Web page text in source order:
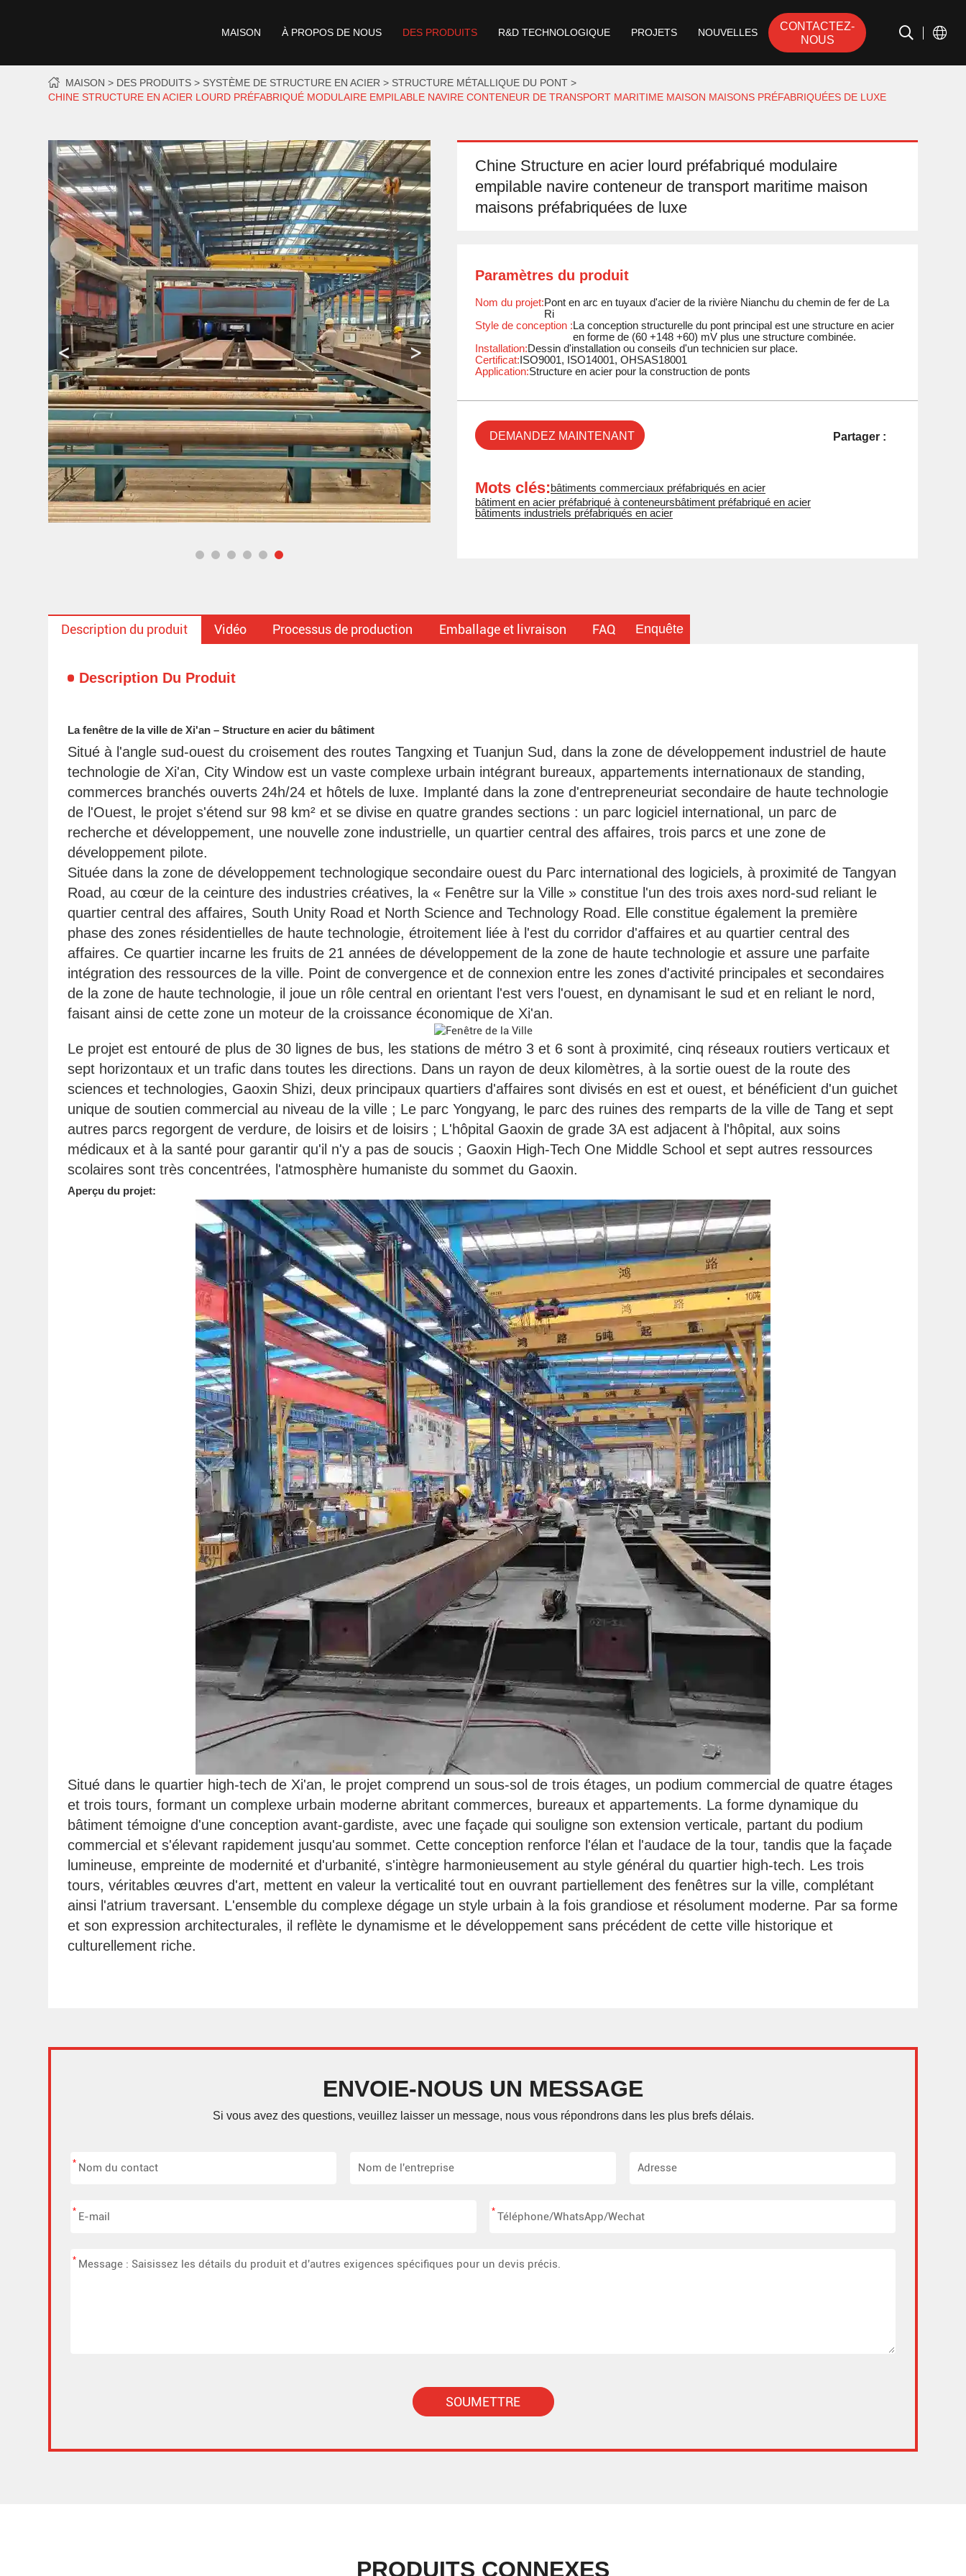
MAISON À PROPOS DE NOUS DES PRODUITS R&D TECHNOLOGIQUE PROJETS NOUVELLES
CONTACTEZ-
NOUS
MAISON DES PRODUITS SYSTÈME DE STRUCTURE EN ACIER
STRUCTURE MÉTALLIQUE DU PONT
CHINE STRUCTURE EN ACIER LOURD PRÉFABRIQUÉ MODULAIRE EMPILABLE NAVIRE CONTENEUR DE TRANSPORT MARITIME MAISON MAISONS PRÉFABRIQUÉES DE LUXE
Chine Structure en acier lourd préfabriqué modulaire
empilable navire conteneur de transport maritime maison
maisons préfabriquées de luxe
Paramètres du produit
Nom du projet:Pont en arc en tuyaux d'acier de la rivière Nianchu du chemin de fer de La
Ri
Style de conception : La conception structurelle du pont principal est une structure en acier
en forme de (60 +148 +60) mV plus une structure combinée.
Installation:Dessin d'installation ou conseils d'un technicien sur place.
Certificat: ISO9001, ISO14001, OHSAS18001
Application:Structure en acier pour la construction de ponts
DEMANDEZ MAINTENANT Partager :
Mots clés:bâtiments commerciaux préfabriqués en acier
bâtiment en acier préfabriqué à conteneursbâtiment préfabriqué en acier
bâtiments industriels préfabriqués en acier
Description du produit Vidéo Processus de production Emballage et livraison FAQ Enquête
Description Du Produit
La fenêtre de la ville de Xi'an – Structure en acier du bâtiment
Situé à l'angle sud-ouest du croisement des routes Tangxing et Tuanjun Sud, dans la zone de développement industriel de haute
technologie de Xi'an, City Window est un vaste complexe urbain intégrant bureaux, appartements internationaux de standing,
commerces branchés ouverts 24h/24 et hôtels de luxe. Implanté dans la zone d'entrepreneuriat secondaire de haute technologie
de l'Ouest, le projet s'étend sur 98 km² et se divise en quatre grandes sections : un parc logiciel international, un parc de
recherche et développement, une nouvelle zone industrielle, un quartier central des affaires, trois parcs et une zone de
développement pilote.
Située dans la zone de développement technologique secondaire ouest du Parc international des logiciels, à proximité de Tangyan
Road, au cœur de la ceinture des industries créatives, la « Fenêtre sur la Ville » constitue l'un des trois axes nord-sud reliant le
quartier central des affaires, South Unity Road et North Science and Technology Road. Elle constitue également la première
phase des zones résidentielles de haute technologie, étroitement liée à l'est du corridor d'affaires et au quartier central des
affaires. Ce quartier incarne les fruits de 21 années de développement de la zone de haute technologie et assure une parfaite
intégration des ressources de la ville. Point de convergence et de connexion entre les zones d'activité principales et secondaires
de la zone de haute technologie, il joue un rôle central en orientant l'est vers l'ouest, en dynamisant le sud et en reliant le nord,
faisant ainsi de cette zone un moteur de la croissance économique de Xi'an.
Le projet est entouré de plus de 30 lignes de bus, les stations de métro 3 et 6 sont à proximité, cinq réseaux routiers verticaux et
sept horizontaux et un trafic dans toutes les directions. Dans un rayon de deux kilomètres, à la sortie ouest de la route des
sciences et technologies, Gaoxin Shizi, deux principaux quartiers d'affaires sont divisés en est et ouest, et bénéficient d'un guichet
unique de soutien commercial au niveau de la ville ; Le parc Yongyang, le parc des ruines des remparts de la ville de Tang et sept
autres parcs regorgent de verdure, de loisirs et de loisirs ; L'hôpital Gaoxin de grade 3A est adjacent à l'hôpital, aux soins
médicaux et à la santé pour garantir qu'il n'y a pas de soucis ; Gaoxin High-Tech One Middle School et sept autres ressources
scolaires sont très concentrées, l'atmosphère humaniste du sommet du Gaoxin.
Aperçu du projet:
Situé dans le quartier high-tech de Xi'an, le projet comprend un sous-sol de trois étages, un podium commercial de quatre étages
et trois tours, formant un complexe urbain moderne abritant commerces, bureaux et appartements. La forme dynamique du
bâtiment témoigne d'une conception avant-gardiste, avec une façade qui souligne son extension verticale, partant du podium
commercial et s'élevant rapidement jusqu'au sommet. Cette conception renforce l'élan et l'audace de la tour, tandis que la façade
lumineuse, empreinte de modernité et d'urbanité, s'intègre harmonieusement au style général du quartier high-tech. Les trois
tours, véritables œuvres d'art, mettent en valeur la verticalité tout en ouvrant partiellement des fenêtres sur la ville, complétant
ainsi l'atrium traversant. L'ensemble du complexe dégage un style urbain à la fois grandiose et résolument moderne. Par sa forme
et son expression architecturales, il reflète le dynamisme et le développement sans précédent de cette ville historique et
culturellement riche.
ENVOIE-NOUS UN MESSAGE
Si vous avez des questions, veuillez laisser un message, nous vous répondrons dans les plus brefs délais.
*
* *
*
SOUMETTRE
PRODUITS CONNEXES